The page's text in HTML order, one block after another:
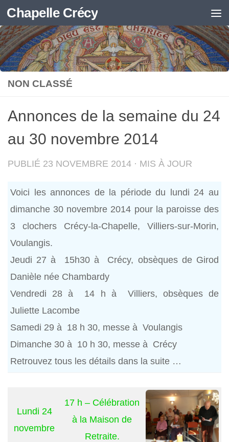
Skip to content
Chapelle Crécy
NON CLASSÉ
Annonces de la semaine du 24
au 30 novembre 2014
PUBLIÉ 23 NOVEMBRE 2014 · MIS À JOUR
Voici les annonces de la période du lundi 24 au
dimanche 30 novembre 2014 pour la paroisse des
3 clochers Crécy-la-Chapelle, Villiers-sur-Morin,
Voulangis.
Jeudi 27 à 15h30 à Crécy, obsèques de Girod
Danièle née Chambardy
Vendredi 28 à 14 h à Villiers, obsèques de
Juliette Lacombe
Samedi 29 à 18 h 30, messe à Voulangis
Dimanche 30 à 10 h 30, messe à Crécy
Retrouvez tous les détails dans la suite …
Lundi 24
novembre
17 h – Célébration
à la Maison de
Retraite.